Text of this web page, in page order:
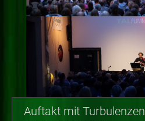
Auftakt mit Turbulenzen